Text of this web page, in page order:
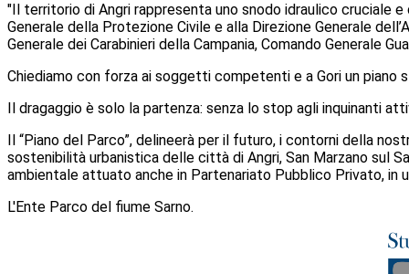
"Il territorio di Angri rappresenta uno snodo idraulico cruciale
Generale della Protezione Civile e alla Direzione Generale
Generale dei Carabinieri della Campania, Comando Generale
Chiediamo con forza ai soggetti competenti e a Gori un
Il dragaggio è solo la partenza: senza lo stop agli inquinanti
Il “Piano del Parco”, delineerà per il futuro, i contorni della
sostenibilità urbanistica delle città di Angri, San Marzano sul
ambientale attuato anche in Partenariato Pubblico Privato, in
L'Ente Parco del fiume Sarno.